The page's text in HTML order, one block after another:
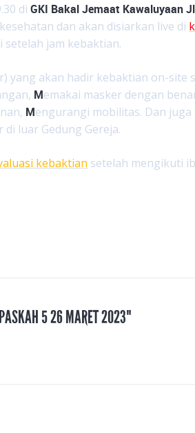
diGKI Bakal Jemaat Kawaluyaan
dan akan disiarkan live di
jam kebaktian.
yang akan hadir kebaktian on-site
Memakai masker dengan
Mengurangi mobilitas. Dan juga
luar Gedung Gereja.
kebaktian setelah mengikuti
5 26 MARET 2023"